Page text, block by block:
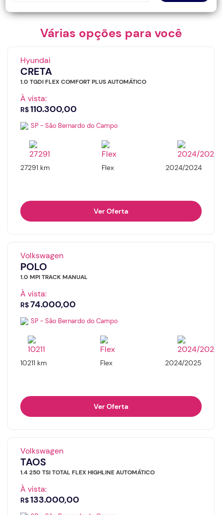
Várias opções para você
Hyundai
CRETA
1.0 TGDI FLEX COMFORT PLUS AUTOMÁTICO
À vista:
R$110.300,00
SP - São Bernardo do Campo
27291 km Flex 2024/2024
Ver Oferta
Volkswagen
POLO
1.0 MPI TRACK MANUAL
À vista:
R$74.000,00
SP - São Bernardo do Campo
10211 km Flex 2024/2025
Ver Oferta
Volkswagen
TAOS
1.4 250 TSI TOTAL FLEX HIGHLINE AUTOMÁTICO
À vista:
R$133.000,00